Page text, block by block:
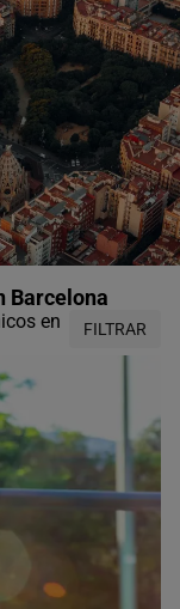
Barcelona
en
FILTRAR